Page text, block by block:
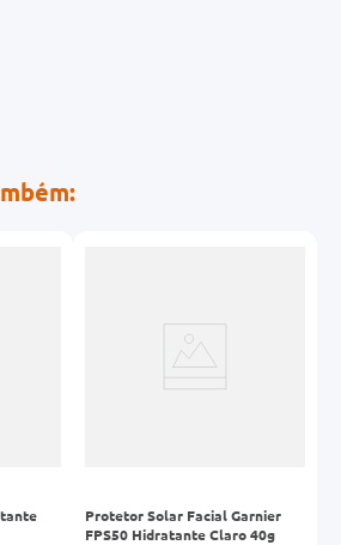
Protetor Solar Facial Garnier
FPS50 Hidratante Claro 40g